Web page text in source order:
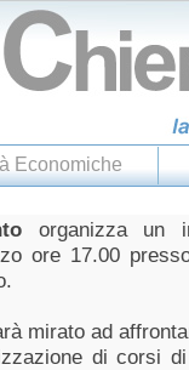
Economiche
organizza un
ore 17.00
mirato ad
di corsi